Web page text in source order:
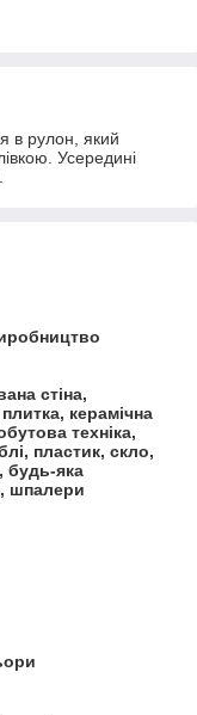
в рулон, який
Усередині
стіна,
керамічна
техніка,
пластик, скло,
будь-яка
шпалери